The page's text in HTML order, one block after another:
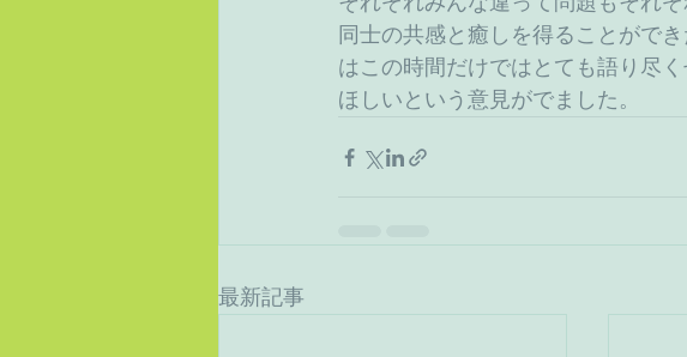
同士の共感と癒しを得ることがで
はこの時間だけではとても語り尽
ほしいという意見がでました。
最新記事